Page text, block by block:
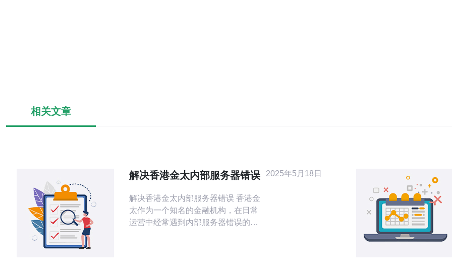
相关文章
解决香港金太内部服务器错误
解决香港金太内部服务器错误 香港金
太作为一个知名的金融机构，在日常
运营中经常遇到内部服务器错误的问
2025年5月18日